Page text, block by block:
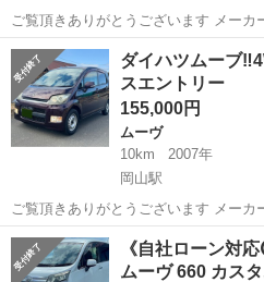
ご覧頂きありがとうございます メーカー： ダイハツ 車名： タ
ント グレード： Xリミテッド 排気量：660cc 車体色: 黒🐦‍⬛ 年
式：
岡山 岡山市 岡山駅 タント
ダイハツムーブ
スエントリー
155,000円
ムーヴ
10km
2007年
岡山駅
ご覧頂きありがとうございます メーカー： ダイハツ 車名： ム
ーブ グレード： カスタムX 排気量：660cc 車体色: パー
式：平成19年1月 車検: 1年間 ボデ
岡山 岡山市 岡山駅 ムーヴ
《自社ローン対
ムーヴ 660 カス